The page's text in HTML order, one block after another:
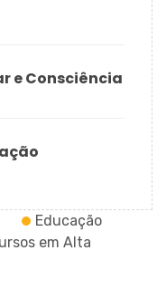
e Consciência
Educação
em Alta